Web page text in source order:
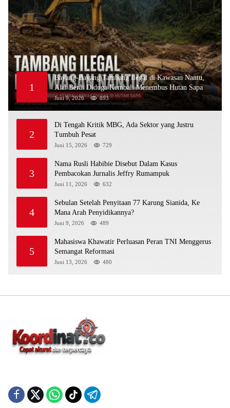
1
Bayang-Bayang Tambang Ilegal di Kawasan Nantu,
Alat Berat Diduga Kembali Menembus Hutan Sapa
Juni 9, 2026 893
2
Di Tengah Kritik MBG, Ada Sektor yang Justru
Tumbuh Pesat
Juni 15, 2026 729
3
Nama Rusli Habibie Disebut Dalam Kasus
Pembacokan Jurnalis Jeffry Rumampuk
Juni 11, 2026 632
4
Sebulan Setelah Penyitaan 77 Karung Sianida, Ke
Mana Arah Penyidikannya?
Juni 9, 2026 489
5
Mahasiswa Khawatir Perluasan Peran TNI Menggerus
Semangat Reformasi
Juni 13, 2026 480